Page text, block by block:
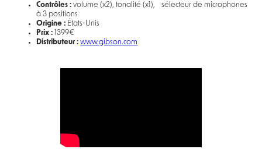
Contrôles :volume (x2), tonalité (x1), sélecteur de microphones
à 3 positions
Origine : États-Unis
Prix : 1399€
Distributeur :www.gibson.com